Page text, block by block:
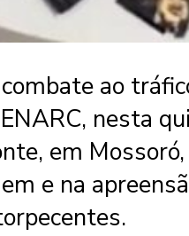
ao
nesta
em
e na